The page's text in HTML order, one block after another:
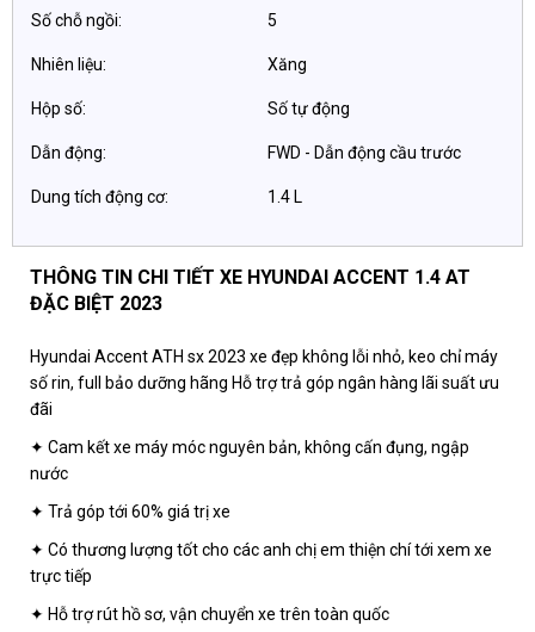
Số chỗ ngồi: 5
Nhiên liệu: Xăng
Hộp số: Số tự động
Dẫn động: FWD - Dẫn động cầu trước
Dung tích động cơ: 1.4 L
THÔNG TIN CHI TIẾT XE HYUNDAI ACCENT 1.4 AT
ĐẶC BIỆT 2023
Hyundai Accent ATH sx 2023 xe đẹp không lỗi nhỏ, keo chỉ máy
số rin, full bảo dưỡng hãng Hỗ trợ trả góp ngân hàng lãi suất ưu
đãi
✦ Cam kết xe máy móc nguyên bản, không cấn đụng, ngập
nước
✦ Trả góp tới 60% giá trị xe
✦ Có thương lượng tốt cho các anh chị em thiện chí tới xem xe
trực tiếp
✦ Hỗ trợ rút hồ sơ, vận chuyển xe trên toàn quốc